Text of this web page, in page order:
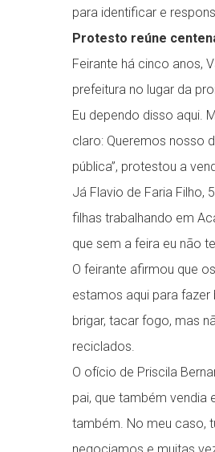
para identificar e
Protesto reúne
Feirante há cinco anos,
prefeitura no lugar da
Eu dependo disso aqui.
claro: Queremos nosso
pública”, protestou a
Já Flavio de Faria Filho,
filhas trabalhando em
que sem a feira eu não
O feirante afirmou que
estamos aqui para fazer
brigar, tacar fogo, mas
reciclados.
O ofício de Priscila
pai, que também vendia
também. No meu caso,
negociamos e muitas